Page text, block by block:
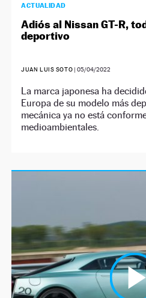
ACTUALIDAD
Adiós al Nissan GT-R,
deportivo
JUAN LUIS SOTO |05/04/2022
La marca japonesa ha
Europa de su modelo más
mecánica ya no está
medioambientales.